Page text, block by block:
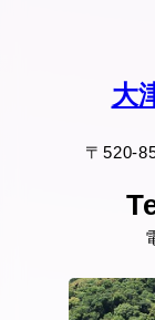
大
〒520-